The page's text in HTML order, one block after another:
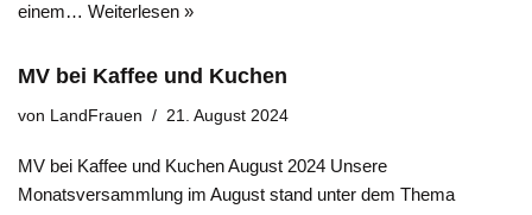
einem… Weiterlesen »
MV bei Kaffee und Kuchen
von LandFrauen 21. August 2024
MV bei Kaffee und Kuchen August 2024 Unsere
Monatsversammlung im August stand unter dem Thema